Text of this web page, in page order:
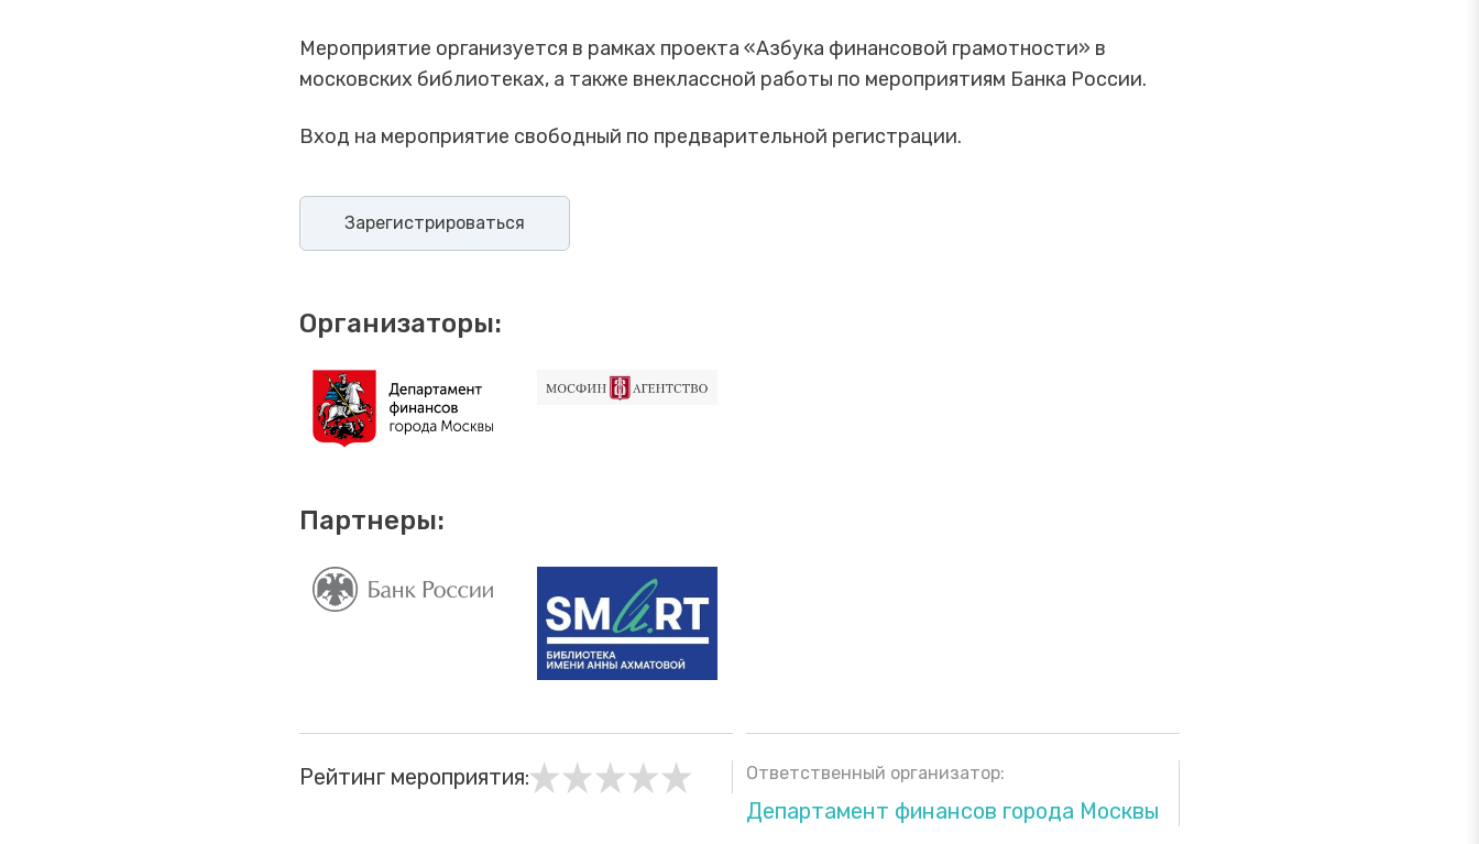
Мероприятие организуется в рамках проекта «Азбука финансовой грамотности» в
московских библиотеках, а также внеклассной работы по мероприятиям Банка России.
Вход на мероприятие свободный по предварительной регистрации.
Зарегистрироваться
Организаторы:
Партнеры:
Рейтинг мероприятия: Ответственный организатор:
Департамент финансов города Москвы